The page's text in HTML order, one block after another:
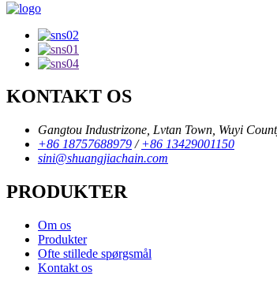
KONTAKT OS
Gangtou Industrizone, Lvtan Town, Wuyi
+86 18757688979 /+86 13429001150
sini@shuangjiachain.com
PRODUKTER
Om os
Produkter
Ofte stillede spørgsmål
Kontakt os